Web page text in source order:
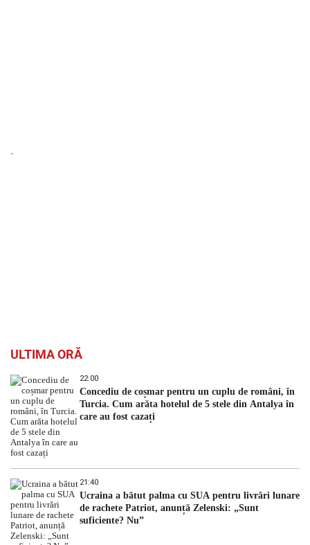
`
ULTIMA ORĂ
22:00
Concediu de coșmar pentru un cuplu de români, în
Turcia. Cum arăta hotelul de 5 stele din Antalya în
care au fost cazați
21:40
Ucraina a bătut palma cu SUA pentru livrări lunare
de rachete Patriot, anunță Zelenski: „Sunt
suficiente? Nu”